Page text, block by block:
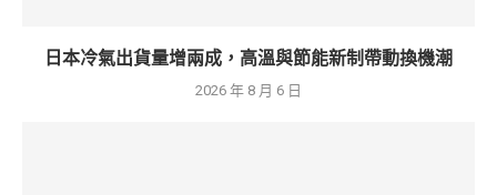
日本冷氣出貨量增兩成，高溫與節能新制帶動換機潮
2026 年 8 月 6 日